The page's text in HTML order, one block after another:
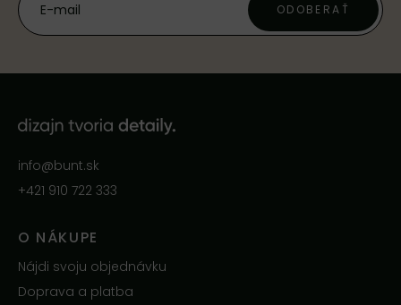
ODOBERAŤ
info@bunt.sk
+421 910 722 333
O NÁKUPE
Nájdi svoju objednávku
Doprava a platba